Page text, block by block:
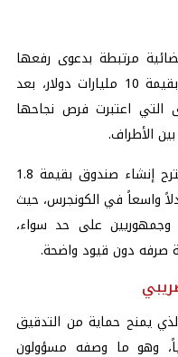
مرتبطة بدعوى رفعها
ترامب ضد مصلحة الضرائب الأمريكية بقيمة 10 مليارات دولار، بعد
التي اعتبرت فرص نجاحها
الأطراف.
وبحسب تفاصيل القضية، فقد أثار مقترح إنشاء صندوق بقيمة 1.8
واسعاً في الكونجرس، حيث
وجمهوريين على حد سواء،
صرفه دون قيود واضحة.
يمنح حماية من التدقيق
وهو ما وصفه مسؤولون